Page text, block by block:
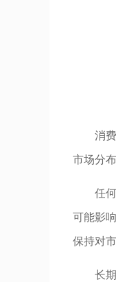
消
市场分
任
可能影
保持对
长